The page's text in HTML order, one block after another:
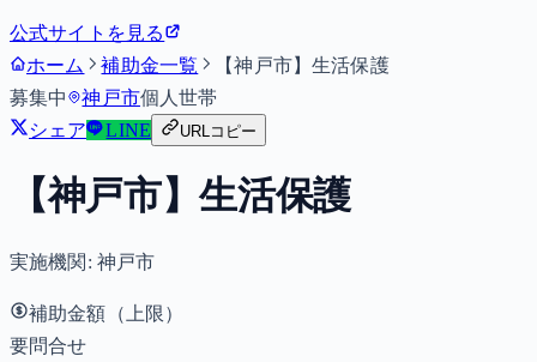
公式サイトを見る
ホーム
補助金一覧
【神戸市】生活保護
募集中
神戸市個人世帯
シェア
LINE URLコピー
【神戸市】生活保護
実施機関: 神戸市
補助金額（上限）
要問合せ